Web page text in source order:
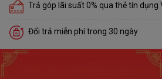
Trả góp lãi suất 0% qua thẻ tín dụng
Đổi trả miễn phí trong 30 ngày